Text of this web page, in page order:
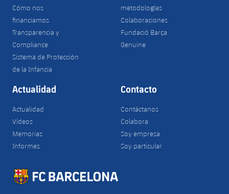
Cómo nos
financiamos
Transparencia y
Compliance
Sistema de Protección
de la Infancia
metodologías
Colaboraciones
Fundació Barça
Genuine
Actualidad
Actualidad
Vídeos
Memorias
Informes
Contacto
Contáctanos
Colabora
Soy empresa
Soy particular